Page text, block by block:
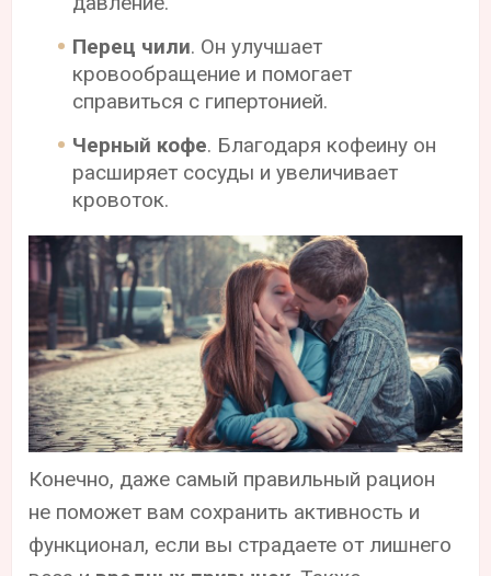
Перец чили. Он улучшает
кровообращение и помогает
справиться с гипертонией.
Черный кофе. Благодаря кофеину он
расширяет сосуды и увеличивает
кровоток.
Конечно, даже самый правильный рацион
не поможет вам сохранить активность и
функционал, если вы страдаете от лишнего